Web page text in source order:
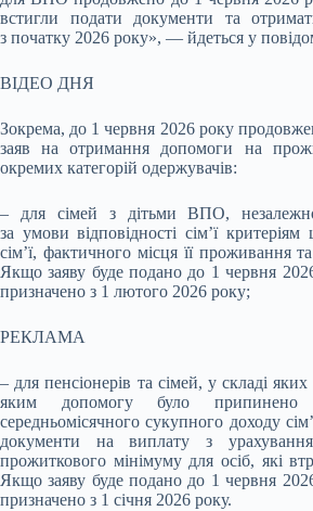
встигли подати документи та
з початку 2026 року», — йдеться у
ВІДЕО ДНЯ
Зокрема, до 1 червня 2026 року
заяв на отримання допомоги на
окремих категорій одержувачів:
– для сімей з дітьми ВПО,
за умови відповідності сімʼї
сімʼї, фактичного місця її проживання
Якщо заяву буде подано до 1 червня
призначено з 1 лютого 2026 року;
РЕКЛАМА
– для пенсіонерів та сімей, у складі
яким допомогу було припинено
середньомісячного сукупного доходу
документи на виплату з
прожиткового мінімуму для осіб, які
Якщо заяву буде подано до 1 червня
призначено з 1 січня 2026 року.